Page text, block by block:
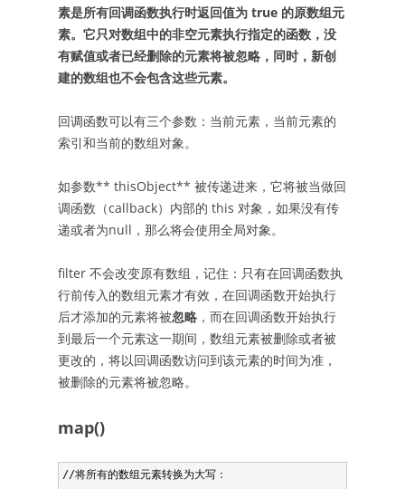
素是所有回调函数执行时返回值为 true 的原数组元
素。它只对数组中的非空元素执行指定的函数，没
有赋值或者已经删除的元素将被忽略，同时，新创
建的数组也不会包含这些元素。
回调函数可以有三个参数：当前元素，当前元素的
索引和当前的数组对象。
如参数** thisObject** 被传递进来，它将被当做回
调函数（callback）内部的 this 对象，如果没有传
递或者为null，那么将会使用全局对象。
filter 不会改变原有数组，记住：只有在回调函数执
行前传入的数组元素才有效，在回调函数开始执行
后才添加的元素将被忽略 ，而在回调函数开始执行
到最后一个元素这一期间，数组元素被删除或者被
更改的，将以回调函数访问到该元素的时间为准，
被删除的元素将被忽略。
map()
//将所有的数组元素转换为大写：